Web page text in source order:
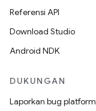
Referensi API
Download Studio
Android NDK
DUKUNGAN
Laporkan bug platform